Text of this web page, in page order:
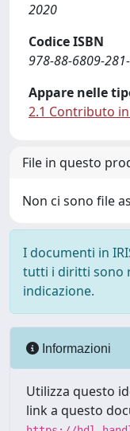
2020
Codice ISBN
978-88-6809-
Appare nelle
2.1 Contributo
File in questo
Non ci sono file
I documenti in
tutti i diritti sono
indicazione.
Informazioni
Utilizza questo
link a questo